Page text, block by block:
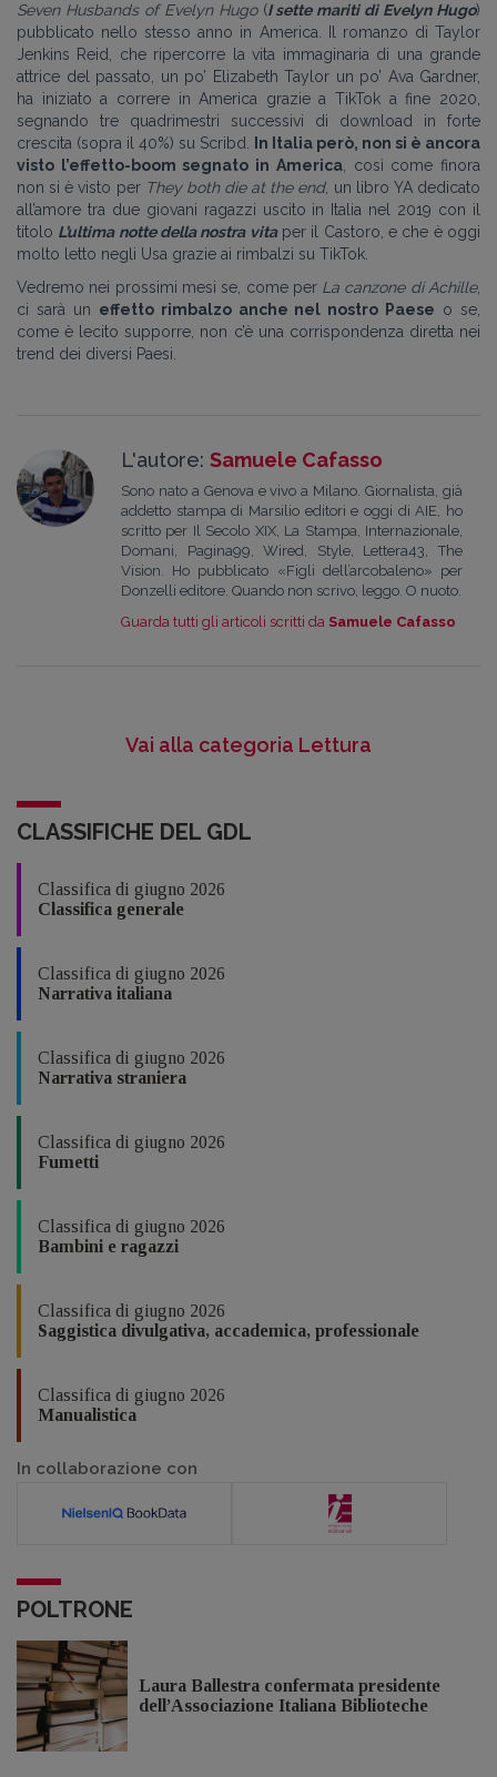
Seven Husbands of Evelyn Hugo(I sette mariti di Evelyn Hugo)
pubblicato nello stesso anno in America. Il romanzo di Taylor
Jenkins Reid, che ripercorre la vita immaginaria di una grande
attrice del passato, un po’ Elizabeth Taylor un po’ Ava Gardner,
ha iniziato a correre in America grazie a TikTok a fine 2020,
segnando tre quadrimestri successivi di download in forte
crescita (sopra il 40%) su Scribd.
In Italia però, non si è ancora
visto l’effetto-boom segnato in America, così come finora
non si è visto per They both die at the end, un libro YA dedicato
all’amore tra due giovani ragazzi uscito in Italia nel 2019 con il
titolo L’ultima notte della nostra vitaper il Castoro, e che è oggi
molto letto negli Usa grazie ai rimbalzi su TikTok.
Vedremo nei prossimi mesi se, come per La canzone di Achille,
ci sarà un effetto rimbalzo anche nel nostro Paese o se,
come è lecito supporre, non c’è una corrispondenza diretta nei
trend dei diversi Paesi.
L'autore: Samuele Cafasso
Sono nato a Genova e vivo a Milano. Giornalista, già
addetto stampa di Marsilio editori e oggi di AIE, ho
scritto per Il Secolo XIX, La Stampa, Internazionale,
Domani, Pagina99, Wired, Style, Lettera43, The
Vision. Ho pubblicato «Figli dell’arcobaleno» per
Donzelli editore. Quando non scrivo, leggo. O nuoto.
Guarda tutti gli articoli scritti da Samuele Cafasso
Vai alla categoria Lettura
CLASSIFICHE DEL GDL
Classifica di giugno 2026
Classifica generale
Classifica di giugno 2026
Narrativa italiana
Classifica di giugno 2026
Narrativa straniera
Classifica di giugno 2026
Fumetti
Classifica di giugno 2026
Bambini e ragazzi
Classifica di giugno 2026
Saggistica divulgativa, accademica, professionale
Classifica di giugno 2026
Manualistica
In collaborazione con
POLTRONE
Laura Ballestra confermata presidente
dell’Associazione Italiana Biblioteche